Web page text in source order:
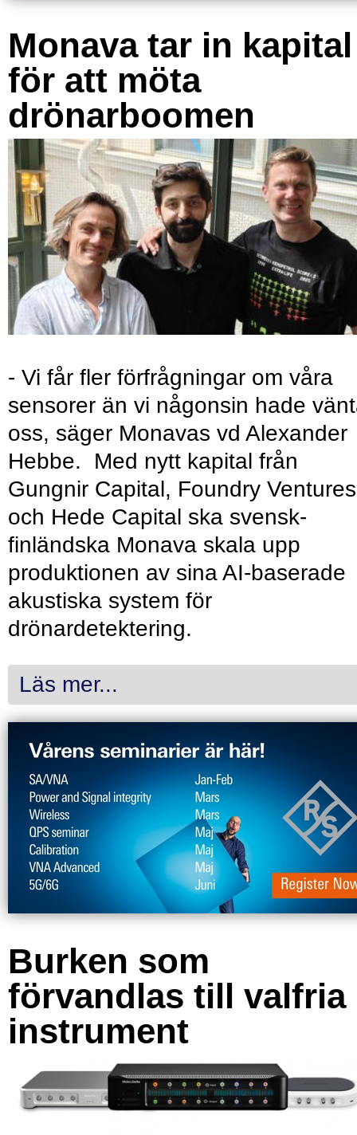
Monava tar in kapital
för att möta
drönarboomen
- Vi får fler förfrågningar om våra
sensorer än vi någonsin hade
oss, säger Monavas vd Alexander
Hebbe. Med nytt kapital från
Gungnir Capital, Foundry Ventures
och Hede Capital ska svensk-
finländska Monava skala upp
produktionen av sina AI-baserade
akustiska system för
drönardetektering.
Läs mer...
Burken som
förvandlas till valfria
instrument